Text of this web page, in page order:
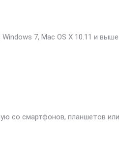
7, Mac OS X 10.11 и выше
со смартфонов, планшетов